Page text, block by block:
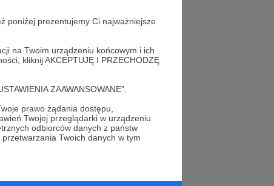
poniżej prezentujemy Ci najważniejsze
na Twoim urządzeniu końcowym i ich
kliknij AKCEPTUJĘ I PRZECHODZĘ
ZAAWANSOWANE".
prawo żądania dostępu,
Twojej przeglądarki w urządzeniu
odbiorców danych z państw
Twoich danych w tym